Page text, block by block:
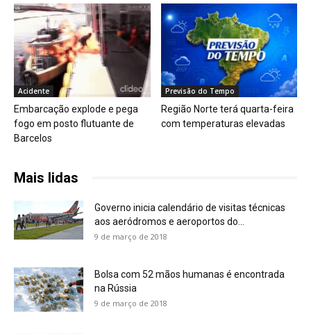
Acidente
Embarcação explode e pega
fogo em posto flutuante de
Barcelos
Previsão do Tempo
Região Norte terá quarta-feira
com temperaturas elevadas
Mais lidas
Governo inicia calendário de visitas técnicas
aos aeródromos e aeroportos do...
9 de março de 2018
Bolsa com 52 mãos humanas é encontrada
na Rússia
9 de março de 2018